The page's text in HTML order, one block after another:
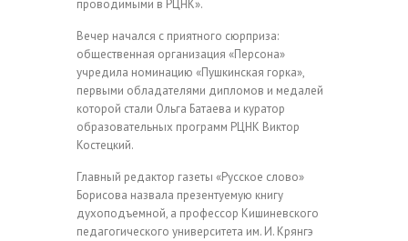
проводимыми в РЦНК».
Вечер начался с приятного сюрприза:
общественная организация «Персона»
учредила номинацию «Пушкинская горка»,
первыми обладателями дипломов и медалей
которой стали Ольга Батаева и куратор
образовательных программ РЦНК Виктор
Костецкий.
Главный редактор газеты «Русское слово»
Борисова назвала презентуемую книгу
духоподъемной, а профессор Кишиневского
педагогического университета им. И. Крянгэ